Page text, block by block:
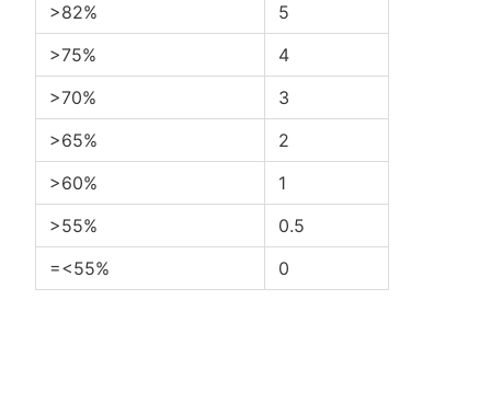
>82%
5
>75%
4
>70%
3
>65%
2
>60%
1
>55%
0.5
=<55%
0